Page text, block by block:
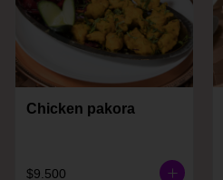
Chicken pakora
$9.500